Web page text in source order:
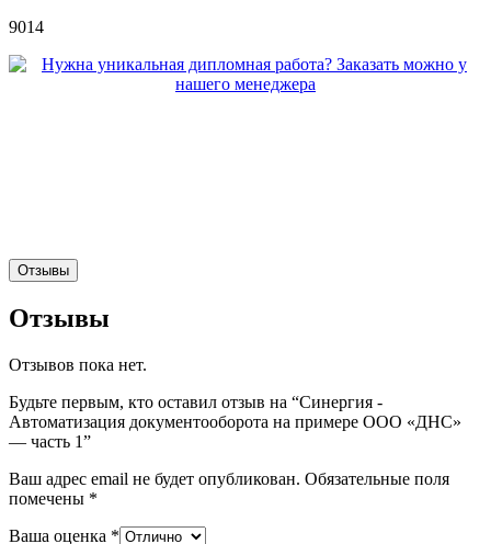
9014
Отзывы
Отзывы
Отзывов пока нет.
Будьте первым, кто оставил отзыв на “Синергия -
Автоматизация документооборота на примере ООО «ДНС»
— часть 1”
Ваш адрес email не будет опубликован. Обязательные поля
помечены *
Ваша оценка *